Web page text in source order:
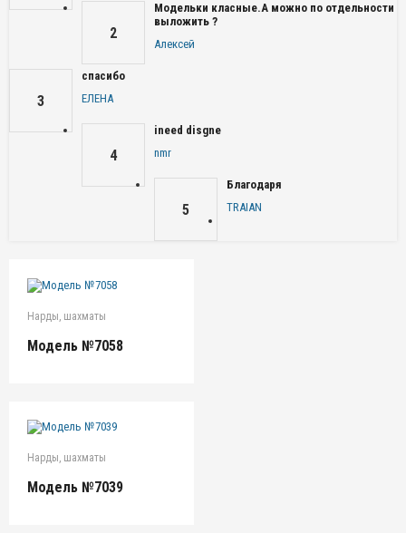
2
Модельки класные.А можно по отдельности
выложить ?
Алексей
3
спасибо
ЕЛЕНА
4
ineed disgne
nmr
5
Благодаря
TRAIAN
Нарды, шахматы
Модель №7058
Нарды, шахматы
Модель №7039